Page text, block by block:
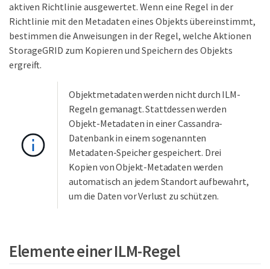
aktiven Richtlinie ausgewertet. Wenn eine Regel in der
Richtlinie mit den Metadaten eines Objekts übereinstimmt,
bestimmen die Anweisungen in der Regel, welche Aktionen
StorageGRID zum Kopieren und Speichern des Objekts
ergreift.
Objektmetadaten werden nicht durch ILM-
Regeln gemanagt. Stattdessen werden
Objekt-Metadaten in einer Cassandra-
Datenbank in einem sogenannten
Metadaten-Speicher gespeichert. Drei
Kopien von Objekt-Metadaten werden
automatisch an jedem Standort aufbewahrt,
um die Daten vor Verlust zu schützen.
Elemente einer ILM-Regel